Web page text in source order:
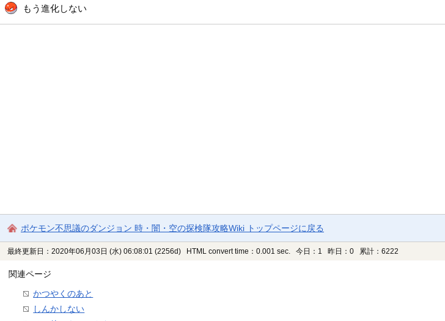
もう進化しない
ポケモン不思議のダンジョン 時・闇・空の探検隊攻略Wiki トップページに戻る
最終更新日：2020年06月03日 (水) 06:08:01 (2256d) HTML convert time：0.001 sec. 今日：1 昨日：0 累計：6222
関連ページ
かつやくのあと
しんかしない